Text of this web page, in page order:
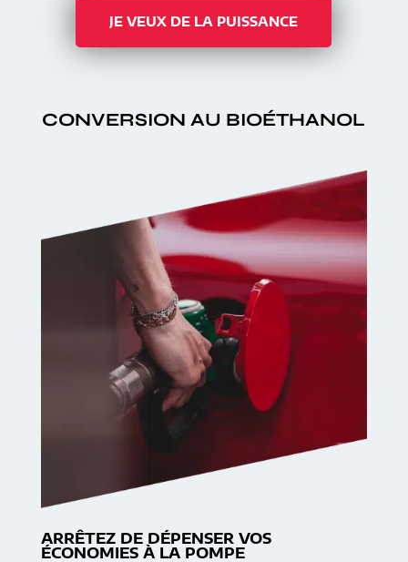
JE VEUX DE LA PUISSANCE
CONVERSION AU BIOÉTHANOL
ARRÊTEZ DE DÉPENSER VOS
ÉCONOMIES À LA POMPE